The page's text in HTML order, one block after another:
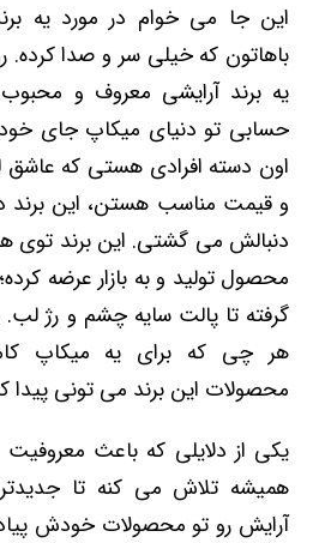
این جا می خوام در مورد یه
یه برند آرایشی معروف و
حسابی تو دنیای میکاپ جای
اون دسته افرادی هستی که عاشق
و قیمت مناسب هستن، این برند
دنبالش می گشتی. این برند توی
محصول تولید و به بازار عرضه
گرفته تا پالت سایه چشم و رژ لب.
هر چی که برای یه میکاپ
محصولات این برند می تونی پیدا
یکی از دلایلی که باعث معروفیت
همیشه تلاش می ‌کنه تا
آرایش رو تو محصولات خودش